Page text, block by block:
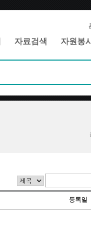
자료검색 자원봉
등록일